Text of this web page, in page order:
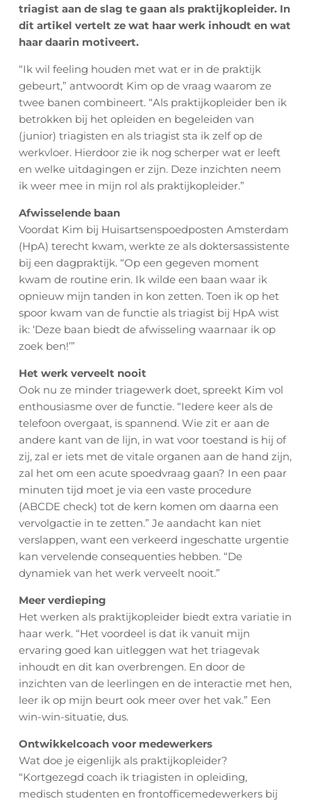
triagist aan de slag te gaan als praktijkopleider. In
dit artikel vertelt ze wat haar werk inhoudt en wat
haar daarin motiveert.
“Ik wil feeling houden met wat er in de praktijk
gebeurt,” antwoordt Kim op de vraag waarom ze
twee banen combineert. “Als praktijkopleider ben ik
betrokken bij het opleiden en begeleiden van
(junior) triagisten en als triagist sta ik zelf op de
werkvloer. Hierdoor zie ik nog scherper wat er leeft
en welke uitdagingen er zijn. Deze inzichten neem
ik weer mee in mijn rol als praktijkopleider.”
Afwisselende baan
Voordat Kim bij Huisartsenspoedposten Amsterdam
(HpA) terecht kwam, werkte ze als doktersassistente
bij een dagpraktijk. “Op een gegeven moment
kwam de routine erin. Ik wilde een baan waar ik
opnieuw mijn tanden in kon zetten. Toen ik op het
spoor kwam van de functie als triagist bij HpA wist
ik: ‘Deze baan biedt de afwisseling waarnaar ik op
zoek ben!’”
Het werk verveelt nooit
Ook nu ze minder triagewerk doet, spreekt Kim vol
enthousiasme over de functie. “Iedere keer als de
telefoon overgaat, is spannend. Wie zit er aan de
andere kant van de lijn, in wat voor toestand is hij of
zij, zal er iets met de vitale organen aan de hand zijn,
zal het om een acute spoedvraag gaan? In een paar
minuten tijd moet je via een vaste procedure
(ABCDE check) tot de kern komen om daarna een
vervolgactie in te zetten.” Je aandacht kan niet
verslappen, want een verkeerd ingeschatte urgentie
kan vervelende consequenties hebben. “De
dynamiek van het werk verveelt nooit.”
Meer verdieping
Het werken als praktijkopleider biedt extra variatie in
haar werk. “Het voordeel is dat ik vanuit mijn
ervaring goed kan uitleggen wat het triagevak
inhoudt en dit kan overbrengen. En door de
inzichten van de leerlingen en de interactie met hen,
leer ik op mijn beurt ook meer over het vak.” Een
win-win-situatie, dus.
Ontwikkelcoach voor medewerkers
Wat doe je eigenlijk als praktijkopleider?
“Kortgezegd coach ik triagisten in opleiding,
medisch studenten en frontofficemedewerkers bij